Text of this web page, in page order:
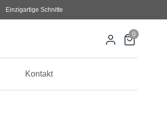
Einzigartige Schnitte
Kontakt
0